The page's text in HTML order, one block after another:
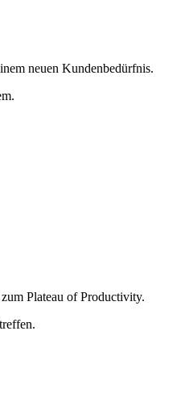
neuen Kundenbedürfnis.
Plateau of Productivity.